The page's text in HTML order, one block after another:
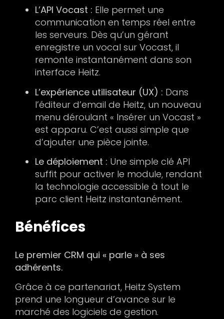
L’API Vocast : Elle permet une
communication en temps réel entre
les serveurs. Dès qu’un gérant
enregistre un vocal sur Vocast, il
remonte instantanément dans son
interface Heitz.
L’expérience utilisateur (UX) : Dans
l’éditeur d’email de Heitz, un nouveau
menu déroulant « Insérer un Vocast »
est apparu. C’est aussi simple que
d’ajouter une pièce jointe.
Le déploiement : Une simple clé API
suffit pour activer le module, rendant
la technologie accessible à tout le
parc client Heitz instantanément.
Bénéfices
Le premier CRM qui « parle » à ses
adhérents.
Grâce à ce partenariat, Heitz System
prend une longueur d’avance sur le
marché des logiciels de gestion.